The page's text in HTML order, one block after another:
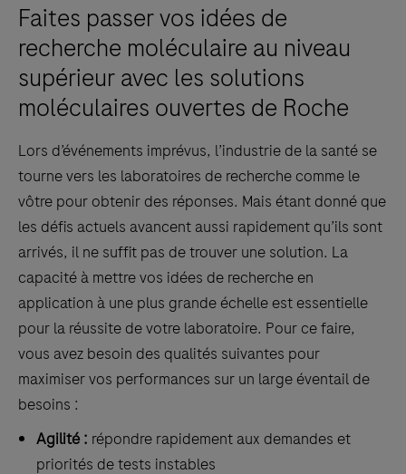
Faites passer vos idées de
recherche moléculaire au niveau
supérieur avec les solutions
moléculaires ouvertes de Roche
Lors d’événements imprévus, l’industrie de la santé se
tourne vers les laboratoires de recherche comme le
vôtre pour obtenir des réponses. Mais étant donné que
les défis actuels avancent aussi rapidement qu’ils sont
arrivés, il ne suffit pas de trouver une solution. La
capacité à mettre vos idées de recherche en
application à une plus grande échelle est essentielle
pour la réussite de votre laboratoire. Pour ce faire,
vous avez besoin des qualités suivantes pour
maximiser vos performances sur un large éventail de
besoins :
Agilité : répondre rapidement aux demandes et
priorités de tests instables